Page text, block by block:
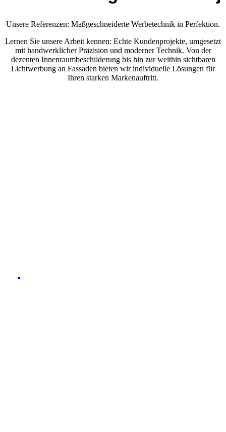
Unsere Referenzen: Maßgeschneiderte Werbetechnik in Perfektion.
Lernen Sie unsere Arbeit kennen: Echte Kundenprojekte, umgesetzt
mit handwerklicher Präzision und moderner Technik. Von der
dezenten Innenraumbeschilderung bis hin zur weithin sichtbaren
Lichtwerbung an Fassaden bieten wir individuelle Lösungen für
Ihren starken Markenauftritt.